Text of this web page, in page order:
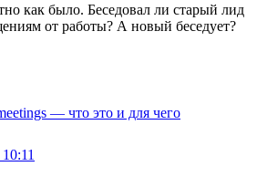
как было. Беседовал ли старый лид
от работы? А новый беседует?
— что это и для чего